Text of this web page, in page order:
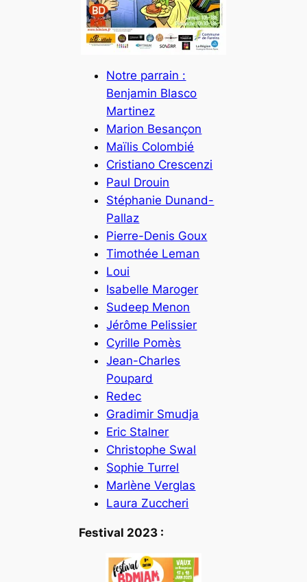
Notre parrain :
Benjamin Blasco
Martinez
Marion Besançon
Maïlis Colombié
Cristiano Crescenzi
Paul Drouin
Stéphanie Dunand-
Pallaz
Pierre-Denis Goux
Timothée Leman
Loui
Isabelle Maroger
Sudeep Menon
Jérôme Pelissier
Cyrille Pomès
Jean-Charles
Poupard
Redec
Gradimir Smudja
Eric Stalner
Christophe Swal
Sophie Turrel
Marlène Verglas
Laura Zuccheri
Festival 2023 :